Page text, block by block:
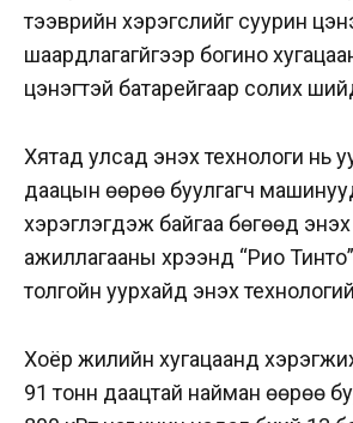
тээврийн хэрэгслийг суурин
шаардлагагүйгээр богино
цэнэгтэй батарейгаар солих
Хятад улсад энэхүү технологи нь
даацын өөрөө буулгагч
хэрэглэгдэж байгаа бөгөөд
ажиллагааны хүрээнд “Рио
толгойн уурхайд энэхүү
Хоёр жилийн хугацаанд хэрэгжих
91 тонн даацтай найман өөрөө